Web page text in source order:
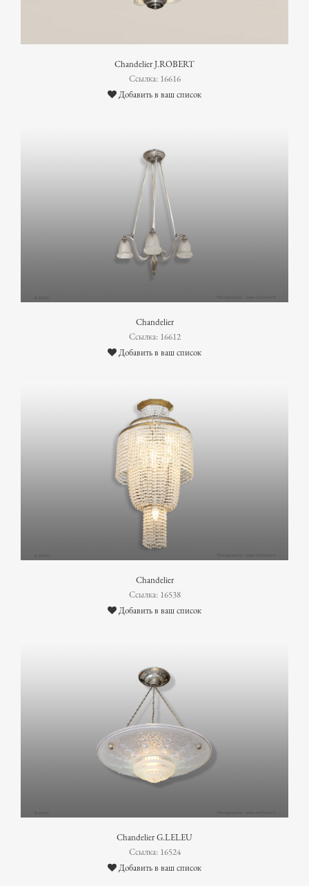
Chandelier J.ROBERT
Ссылка: 16616
Добавить в ваш список
Chandelier
Ссылка: 16612
Добавить в ваш список
Chandelier
Ссылка: 16538
Добавить в ваш список
Chandelier G.LELEU
Ссылка: 16524
Добавить в ваш список